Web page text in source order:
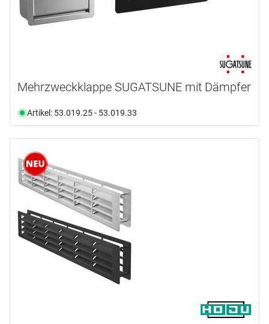
Mehrzweckklappe SUGATSUNE mit Dämpfer
Artikel: 53.019.25 - 53.019.33